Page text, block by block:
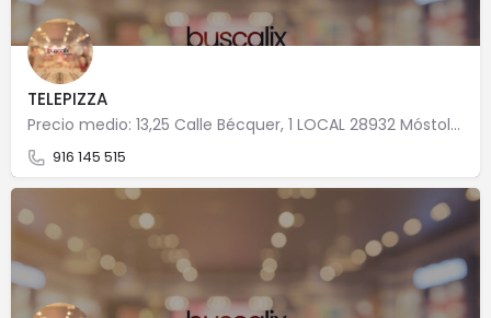
TELEPIZZA
Precio medio: 13,25 Calle Bécquer, 1 LOCAL 28932 Móstoles
916 145 515